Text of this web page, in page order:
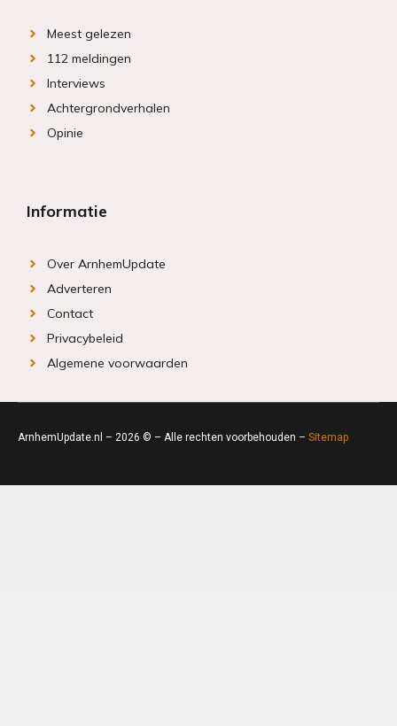
Meest gelezen
112 meldingen
Interviews
Achtergrondverhalen
Opinie
Informatie
Over ArnhemUpdate
Adverteren
Contact
Privacybeleid
Algemene voorwaarden
ArnhemUpdate.nl – 2026 © – Alle rechten voorbehouden – Sitemap